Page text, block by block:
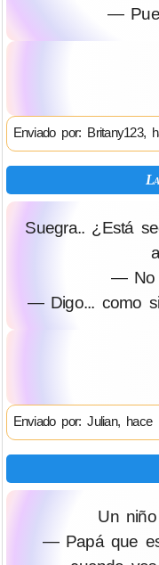
—
Enviado por: Britany123,
Suegra.. ¿Está
— No
— Digo... como
Enviado por: Julian,
Un
— Papá que